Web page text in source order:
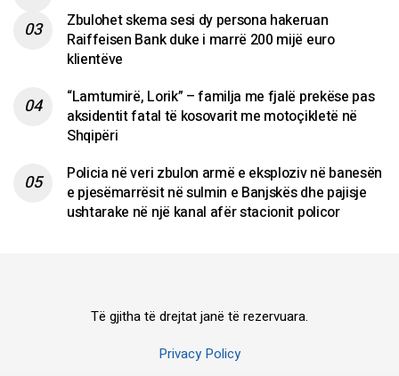
Zbulohet skema sesi dy persona hakeruan
Raiffeisen Bank duke i marrë 200 mijë euro
klientëve
“Lamtumirë, Lorik” – familja me fjalë prekëse pas
aksidentit fatal të kosovarit me motoçikletë në
Shqipëri
Policia në veri zbulon armë e eksploziv në banesën
e pjesëmarrësit në sulmin e Banjskës dhe pajisje
ushtarake në një kanal afër stacionit policor
Të gjitha të drejtat janë të rezervuara.
Privacy Policy